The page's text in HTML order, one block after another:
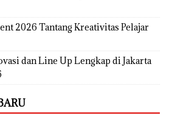
2026 Tantang Kreativitas Pelajar
dan Line Up Lengkap di Jakarta